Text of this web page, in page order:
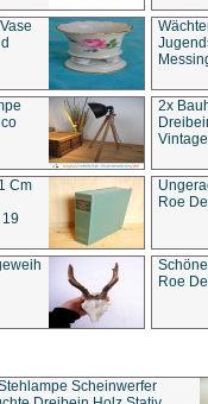
2x
Cm
Roe
Roe
Scheinwerfer